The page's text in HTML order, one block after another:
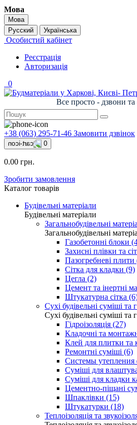
Мова
Мова
Русский
Українська
Особистий кабінет
Реєстрація
Авторизація
0
Все просто - дзвони
+38 (063) 295-71-46 Замовити дзвінок
0
0.00 грн.
Зробити замовлення
Каталог товарів
Будівельні матеріали
Будівельні матеріали
Загальнобудівельні
Загальнобудівельні
Газобетонні блоки
Захисні плівки та
Пазогребневі плити
Сітка для кладки (9)
Цегла (2)
Цемент та інертні
Штукатурна сітка
Сухі будівельні суміші та
Сухі будівельні суміші та
Гідроізоляція (27)
Кладочні та
Клей для плитки та
Ремонтні суміші (6)
Системы утепления
Суміші для
Суміші для кладки
Цементно-піщані
Шпаклівки (15)
Штукатурки (18)
Теплоізоляція та